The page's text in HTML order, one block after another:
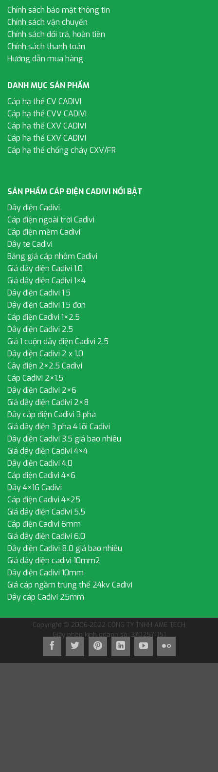
Chính sách bảo mật thông tin
Chính sách vận chuyển
Chính sách đổi trả, hoàn tiền
Chính sách thanh toán
Hướng dẫn mua hàng
DANH MỤC SẢN PHẨM
Cáp hạ thế CV CADIVI
Cáp hạ thế CVV CADIVI
Cáp hạ thế CXV CADIVI
Cáp hạ thế CXV CADIVI
Cáp hạ thế chống cháy CXV/FR
SẢN PHẨM CÁP ĐIỆN CADIVI NỔI BẬT
Dây điện Cadivi
Cáp điện ngoài trời Cadivi
Cáp điện mềm Cadivi
Dây te Cadivi
Bảng giá cáp nhôm Cadivi
Giá dây điện Cadivi 1.0
Giá dây điện Cadivi 1×4
Dây điện Cadivi 1.5
Dây điện Cadivi 1.5 đơn
Cáp điện Cadivi 1×2.5
Dây điện Cadivi 2.5
Giá 1 cuộn dây điện Cadivi 2.5
Dây điện Cadivi 2 x 1.0
Cây điện 2×2.5 Cadivi
Cáp Cadivi 2×1.5
Dây điện Cadivi 2×6
Giá dây điện Cadivi 2×8
Dây cáp điện Cadivi 3 pha
Giá dây điện 3 pha 4 lõi Cadivi
Dây điện Cadivi 3.5 giá bao nhiêu
Giá dây điện Cadivi 4×4
Dây điện Cadivi 4.0
Cáp điện Cadivi 4×6
Dây 4×16 Cadivi
Cáp điện Cadivi 4×25
Giá dây điện Cadivi 5.5
Cáp điện Cadivi 6mm
Giá dây điện Cadivi 6.0
Dây điện Cadivi 8.0 giá bao nhiêu
Giá dây điện cadivi 10mm2
Dây điện Cadivi 10mm
Giá cáp ngầm trung thế 24kv Cadivi
Dây cáp Cadivi 25mm
Copyright © 2006-2022 CÔNG TY TNHH AME TECH
Giấy phép kinh doanh số: 3702571151